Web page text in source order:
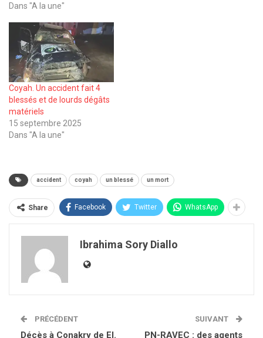
Dans "A la une"
Coyah. Un accident fait 4
blessés et de lourds dégâts
matériels
15 septembre 2025
Dans "A la une"
accident coyah un blessé un mort
Share Facebook Twitter WhatsApp
Ibrahima Sory Diallo
PRÉCÉDENT
Décès à Conakry de El.
SUIVANT
PN-RAVEC : des agents